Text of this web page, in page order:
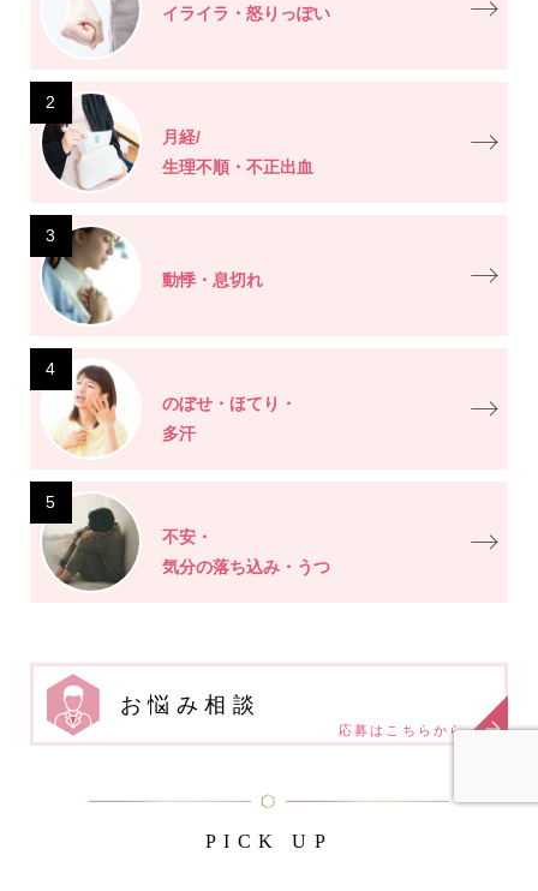
イライラ・怒りっぽい
2
月経/
生理不順・不正出血
3
動悸・息切れ
4
のぼせ・ほてり・
多汗
5
不安・
気分の落ち込み・うつ
お悩み相談
応募はこちらから
PICK UP